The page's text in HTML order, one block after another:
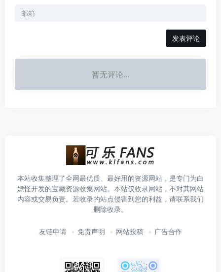
发表评论
暂无评论...
本站收集整理了全网最优质、最好用的资源网站，是专门为白
嫖怪开发的宝藏资源收集网站。本站仅收录网站，不对其网站
内容或交易负责。若收录的站点侵害到您的利益，请联系我们
删除收录。
友链申请 免责声明 网站投稿 广告合作